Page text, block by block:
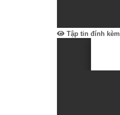
Tập tin đính kèm